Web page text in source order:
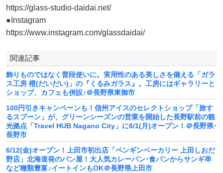
https://glass-studio-daidai.net/
●Instagram
https://www.instagram.com/glassdaidai/
関連記事
飾りものではなく普段使いに。実用性のある美しさを備える「ガラ
ス工房 橙(だいだい)」の『くるみガラス』。工房にはギャラリーと
ショップ、カフェも併設♪＠長野県東御市
100円引きキャンペーンも！信州アイスのセレクトショップ「旅す
るスプーン」が、グリーンシーズンの営業を開始した長野駅前の観
光拠点「Travel HUB Nagano City」に6/1(月)オープン！＠長野県･
長野市
6/12(金)オープン！上田市初出店「ペンギンベーカリー 上田しおだ
野店」北海道発のパン屋！大人気カレーパン･食パンからサンギ串
など種類豊富♪イートインもOK＠長野県上田市